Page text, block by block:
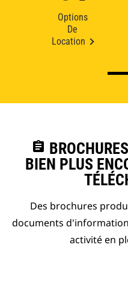
Options
De
Location
assignment
BIEN PLUS
Des brochures
documents
activité en